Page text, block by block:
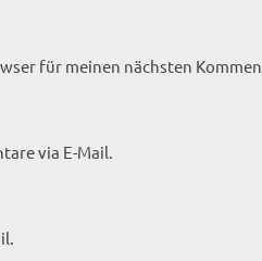
für meinen nächsten
via E-Mail.